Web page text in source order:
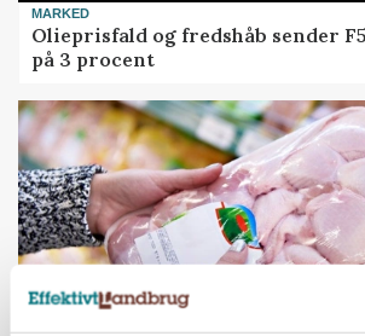
MARKED
Olieprisfald og fredshåb sender
på 3 procent